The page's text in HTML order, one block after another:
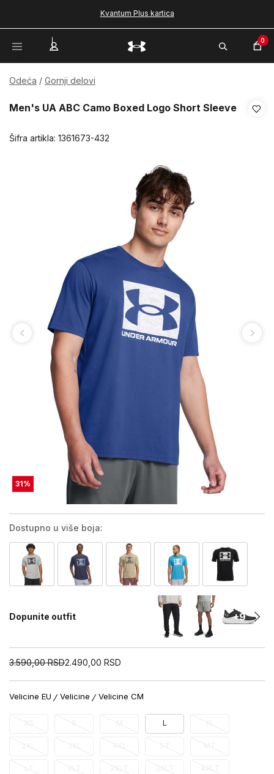
Kvantum Plus kartica
0
Odeća Gornji delovi
Men's UA ABC Camo Boxed Logo Short Sleeve
Šifra artikla: 1361673-432
31%
Dostupno u više boja:
Dopunite outfit +9
3.590,00 RSD2.490,00 RSD
Velicine EU Velicine Velicine CM
L
3XLT 4XLT